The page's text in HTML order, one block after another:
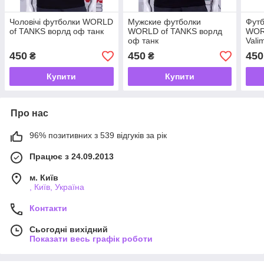
Чоловічі футболки WORLD
of TANKS ворлд оф танк
450 ₴
Купити
Мужские футболки
WORLD of TANKS ворлд
оф танк
450₴
Купити
450
Про нас
96% позитивних з 539 відгуків за рік
Працює з 24.09.2013
м. Київ
, Київ, Україна
Контакти
Сьогодні вихідний
Показати весь графік роботи